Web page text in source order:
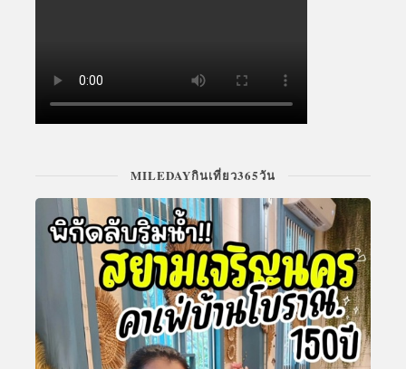
MILEDAYกินเที่ยว365วัน